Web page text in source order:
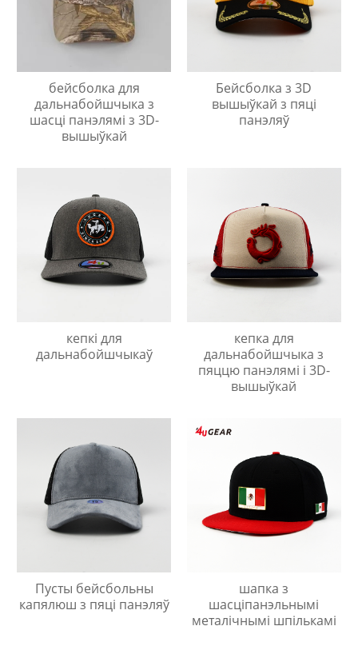
бейсболка для
дальнабойшчыка з
шасці панэлямі з 3D-
вышыўкай
Бейсболка з 3D
вышыўкай з пяці
панэляў
кепкі для
дальнабойшчыкаў
кепка для
дальнабойшчыка з
пяццю панэлямі і 3D-
вышыўкай
Пусты бейсбольны
капялюш з пяці панэляў
шапка з
шасціпанэльнымі
металічнымі шпількамі